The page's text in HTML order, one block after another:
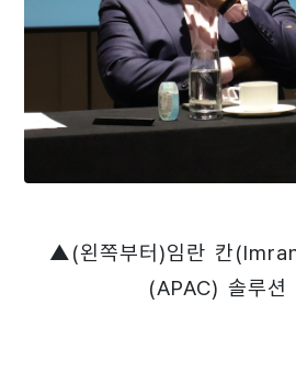
▲(왼쪽부터)임란 칸
(APAC) 솔루션